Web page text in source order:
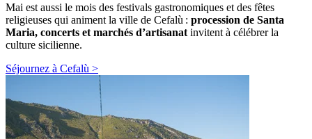
Mai est aussi le mois des festivals gastronomiques et des fêtes
religieuses qui animent la ville de Cefalù : procession de Santa
Maria, concerts et marchés d’artisanat invitent à célébrer la
culture sicilienne.
Séjournez à Cefalù >